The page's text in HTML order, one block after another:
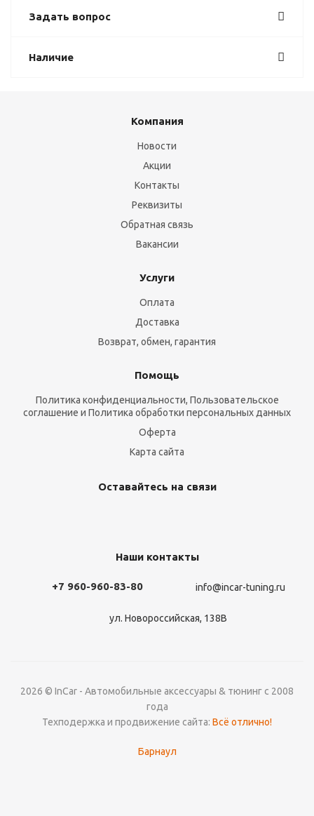
Задать вопрос
Наличие
Компания
Новости
Акции
Контакты
Реквизиты
Обратная связь
Вакансии
Услуги
Оплата
Доставка
Возврат, обмен, гарантия
Помощь
Политика конфиденциальности, Пользовательское
соглашение и Политика обработки персональных данных
Оферта
Карта сайта
Оставайтесь на связи
Наши контакты
+7 960-960-83-80 info@incar-tuning.ru
ул. Новороссийская, 138В
2026 © InCar - Автомобильные аксессуары & тюнинг с 2008
года
Техподержка и продвижение сайта: Всё отлично!
Барнаул